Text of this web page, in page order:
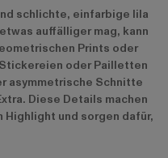
schlichte, einfarbige lila
auffälliger mag, kann
Prints oder
oder Pailletten
asymmetrische Schnitte
Diese Details machen
Highlight und sorgen dafür,